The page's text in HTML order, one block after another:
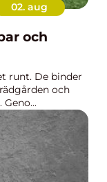
02. aug
runt. De binder
och